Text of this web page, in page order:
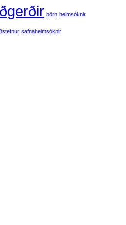
börn heimsóknir
safnaheimsóknir